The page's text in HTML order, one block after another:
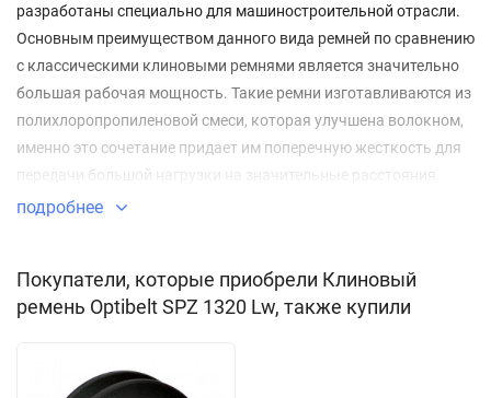
разработаны специально для машиностроительной отрасли.
Основным преимуществом данного вида ремней по сравнению
с классическими клиновыми ремнями является значительно
большая рабочая мощность. Такие ремни изготавливаются из
полихлоропропиленовой смеси, которая улучшена волокном,
именно это сочетание придает им поперечную жесткость для
передачи большой нагрузки на значительные расстояния.
Применение:
приводы сельскохозяйственных машин;
приводы промышленного оборудования;
приводы компрессоров;
подробнее
Покупатели, которые приобрели Клиновый
ремень Optibelt SPZ 1320 Lw, также купили